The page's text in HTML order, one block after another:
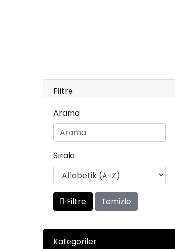
Filtre
Arama
Sırala
Filtre Temizle
Kategoriler